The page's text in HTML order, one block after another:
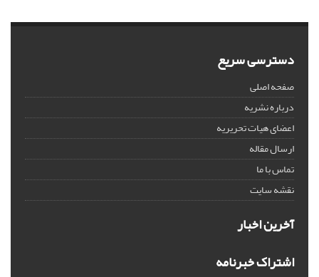
دسترسی سریع
صفحه اصلی
درباره نشریه
اعضای هیات تحریریه
ارسال مقاله
تماس با ما
نقشه سایت
آخرین اخبار
اشتراک خبرنامه